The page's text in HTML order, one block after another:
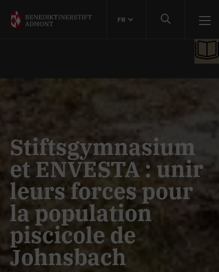
FR
Stiftsgymnasium
et ENVESTA : unir
leurs forces pour
la population
piscicole de
Johnsbach